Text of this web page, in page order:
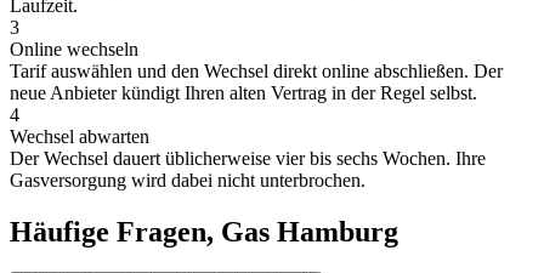
Laufzeit.
3
Online wechseln
Tarif auswählen und den Wechsel direkt online abschließen. Der
neue Anbieter kündigt Ihren alten Vertrag in der Regel selbst.
4
Wechsel abwarten
Der Wechsel dauert üblicherweise vier bis sechs Wochen. Ihre
Gasversorgung wird dabei nicht unterbrochen.
Häufige Fragen, Gas Hamburg